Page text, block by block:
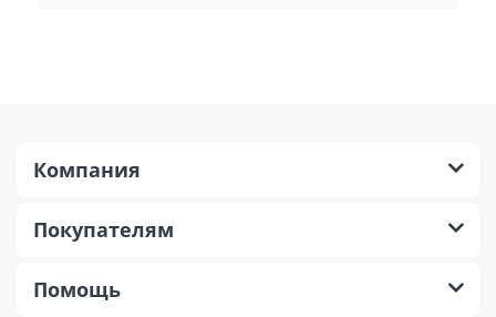
Компания
Покупателям
Помощь